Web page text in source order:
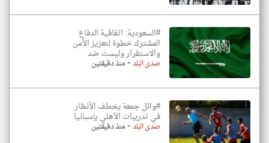
#السعودية: اتفاقية الدفاع
المشترك خطوة لتعزيز الأمن
والاستقرار وليست ضد
صدى البلد-منذ دقيقتين
#وائل جمعة يخطف الأنظار
في تدريبات الأهلي بإسبانيا
صدى البلد-منذ دقيقتين